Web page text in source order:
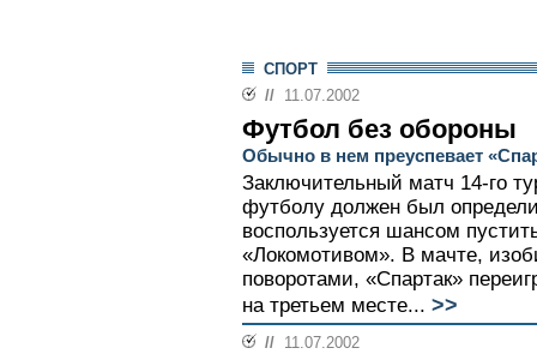
СПОРТ
// 11.07.2002
Футбол без обороны
Обычно в нем преуспевает
Заключительный матч 14-го
футболу должен был
воспользуется шансом
«Локомотивом». В мачте,
поворотами, «Спартак»
на третьем месте... >>
// 11.07.2002